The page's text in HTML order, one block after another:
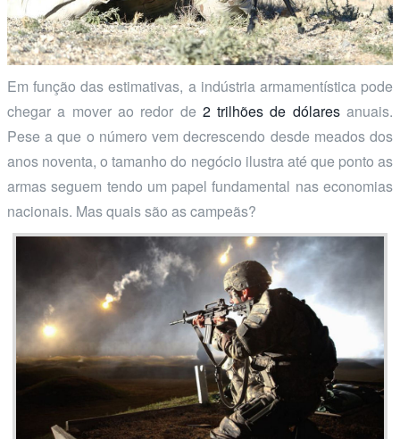
Em função das estimativas, a indústria armamentística pode
chegar a mover ao redor de 2 trilhões de dólaresanuais.
Pese a que o número vem decrescendo desde meados dos
anos noventa, o tamanho do negócio ilustra até que ponto as
armas seguem tendo um papel fundamental nas economias
nacionais. Mas quais são as campeãs?